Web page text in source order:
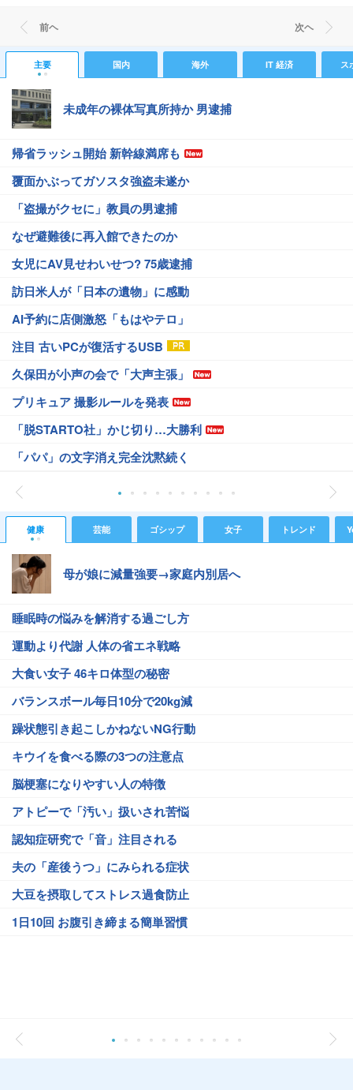
前ヘ 次ヘ
主要 国内 海外 IT 経済 ス
未成年の裸体写真所持か 男逮捕
帰省ラッシュ開始 新幹線満席も
覆面かぶってガソスタ強盗未遂か
「盗撮がクセに」教員の男逮捕
なぜ避難後に再入館できたのか
女児にAV見せわいせつ? 75歳逮捕
訪日米人が「日本の遺物」に感動
AI予約に店側激怒「もはやテロ」
注目 古いPCが復活するUSB
久保田が小声の会で「大声主張」
プリキュア 撮影ルールを発表
「脱STARTO社」かじ切り…大勝利
「パパ」の文字消え完全沈黙続く
健康 芸能 ゴシップ 女子 トレンド
母が娘に減量強要→家庭内別居へ
睡眠時の悩みを解消する過ごし方
運動より代謝 人体の省エネ戦略
大食い女子 46キロ体型の秘密
バランスボール毎日10分で20kg減
躁状態引き起こしかねないNG行動
キウイを食べる際の3つの注意点
脳梗塞になりやすい人の特徴
アトピーで「汚い」扱いされ苦悩
認知症研究で「音」注目される
夫の「産後うつ」にみられる症状
大豆を摂取してストレス過食防止
1日10回 お腹引き締まる簡単習慣